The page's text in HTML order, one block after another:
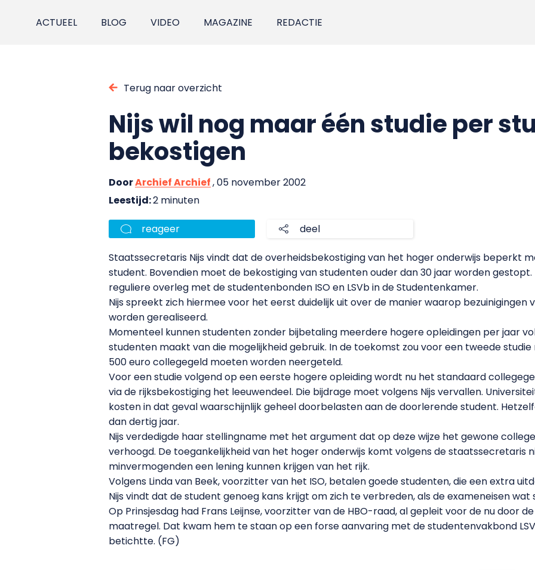
ACTUEEL BLOG VIDEO MAGAZINE REDACTIE
Terug naar overzicht
Nijs wil nog maar één studie per
bekostigen
DoorArchief Archief, 05 november 2002
Leestijd:2 minuten
reageer deel
Staatssecretaris Nijs vindt dat de overheidsbekostiging van het hoger onderwijs beperkt
student. Bovendien moet de bekostiging van studenten ouder dan 30 jaar worden
reguliere overleg met de studentenbonden ISO en LSVb in de Studentenkamer.
Nijs spreekt zich hiermee voor het eerst duidelijk uit over de manier waarop bezuinigingen
worden gerealiseerd.
Momenteel kunnen studenten zonder bijbetaling meerdere hogere opleidingen per jaar
studenten maakt van die mogelijkheid gebruik. In de toekomst zou voor een tweede
500 euro collegegeld moeten worden neergeteld.
Voor een studie volgend op een eerste hogere opleiding wordt nu het standaard
via de rijksbekostiging het leeuwendeel. Die bijdrage moet volgens Nijs vervallen.
kosten in dat geval waarschijnlijk geheel doorbelasten aan de doorlerende student.
dan dertig jaar.
Nijs verdedigde haar stellingname met het argument dat op deze wijze het gewone
verhoogd. De toegankelijkheid van het hoger onderwijs komt volgens de staatssecretaris
minvermogenden een lening kunnen krijgen van het rijk.
Volgens Linda van Beek, voorzitter van het ISO, betalen goede studenten, die een extra
Nijs vindt dat de student genoeg kans krijgt om zich te verbreden, als de exameneisen wat
Op Prinsjesdag had Frans Leijnse, voorzitter van de HBO-raad, al gepleit voor de nu door
maatregel. Dat kwam hem te staan op een forse aanvaring met de studentenvakbond
betichtte. (FG)